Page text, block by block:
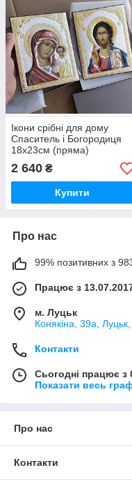
Ікони срібні для дому
Спаситель і Богородиця
18х23см (пряма)
2 640 ₴
Купити
Про нас
99% позитивних з 983
Працює з
м. Луцьк
Конякіна, 39а,
Контакти
Сьогодні працює з
Показати весь
Про нас
Контакти